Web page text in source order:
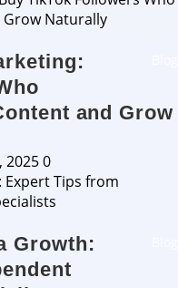
and Grow
20250
Growth: